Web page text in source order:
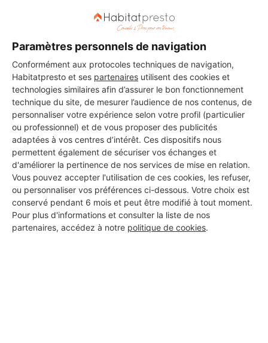
Paramètres personnels de navigation
Conformément aux protocoles techniques de navigation,
Habitatpresto et ses partenaires utilisent des cookies et
technologies similaires afin d’assurer le bon fonctionnement
technique du site, de mesurer l’audience de nos contenus, de
personnaliser votre expérience selon votre profil (particulier
ou professionnel) et de vous proposer des publicités
adaptées à vos centres d’intérêt. Ces dispositifs nous
permettent également de sécuriser vos échanges et
d'améliorer la pertinence de nos services de mise en relation.
Vous pouvez accepter l'utilisation de ces cookies, les refuser,
ou personnaliser vos préférences ci-dessous. Votre choix est
conservé pendant 6 mois et peut être modifié à tout moment.
Pour plus d'informations et consulter la liste de nos
partenaires, accédez à notre politique de cookies.
Ptp
Saint-Gaudens
7 ans d'expérience
Voir sa fiche
TONY GABARRE
Saint-Gaudens
10 ans d'expérience